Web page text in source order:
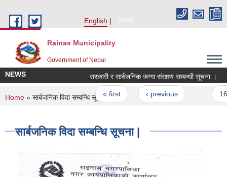
English
नेपाली
Rainas Municipality
Government of Nepal
NEWS सरकारी र सार्वजनिक जग्गा संरक्षण सम्बन्धी सूचना ।
Pages
« first ‹ previous 16
You are here
Home » सार्बजनिक विदा सम्बन्धि सूचना |
सार्बजनिक विदा सम्बन्धि सूचना |